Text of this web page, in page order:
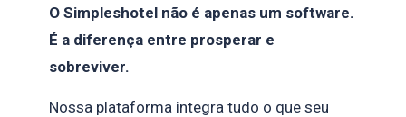
O Simpleshotel não é apenas um software.
É a diferença entre prosperar e
sobreviver.
Nossa plataforma integra tudo o que seu